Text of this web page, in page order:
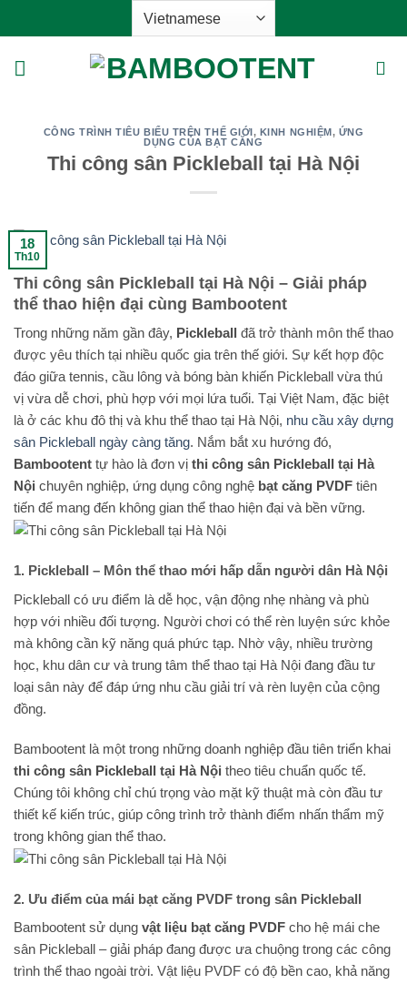
dung
CÔNG TRÌNH TIÊU BIỂU TRÊN THẾ GIỚI, KINH NGHIỆM, ỨNG
DỤNG CỦA BẠT CĂNG
Thi công sân Pickleball tại Hà Nội
18
Th10
Thi công sân Pickleball tại Hà Nội – Giải pháp
thể thao hiện đại cùng Bambootent
Trong những năm gần đây, Pickleball đã trở thành môn thể thao
được yêu thích tại nhiều quốc gia trên thế giới. Sự kết hợp độc
đáo giữa tennis, cầu lông và bóng bàn khiến Pickleball vừa thú
vị vừa dễ chơi, phù hợp với mọi lứa tuổi. Tại Việt Nam, đặc biệt
là ở các khu đô thị và khu thể thao tại Hà Nội, nhu cầu xây dựng
sân Pickleball ngày càng tăng. Nắm bắt xu hướng đó,
Bambootent tự hào là đơn vị thi công sân Pickleball tại Hà
Nội chuyên nghiệp, ứng dụng công nghệ bạt căng PVDF tiên
tiến để mang đến không gian thể thao hiện đại và bền vững.
1. Pickleball – Môn thể thao mới hấp dẫn người dân Hà Nội
Pickleball có ưu điểm là dễ học, vận động nhẹ nhàng và phù
hợp với nhiều đối tượng. Người chơi có thể rèn luyện sức khỏe
mà không cần kỹ năng quá phức tạp. Nhờ vậy, nhiều trường
học, khu dân cư và trung tâm thể thao tại Hà Nội đang đầu tư
loại sân này để đáp ứng nhu cầu giải trí và rèn luyện của cộng
đồng.
Bambootent là một trong những doanh nghiệp đầu tiên triển khai
thi công sân Pickleball tại Hà Nội theo tiêu chuẩn quốc tế.
Chúng tôi không chỉ chú trọng vào mặt kỹ thuật mà còn đầu tư
thiết kế kiến trúc, giúp công trình trở thành điểm nhấn thẩm mỹ
trong không gian thể thao.
2. Ưu điểm của mái bạt căng PVDF trong sân Pickleball
Bambootent sử dụng vật liệu bạt căng PVDF cho hệ mái che
sân Pickleball – giải pháp đang được ưa chuộng trong các công
trình thể thao ngoài trời. Vật liệu PVDF có độ bền cao, khả năng